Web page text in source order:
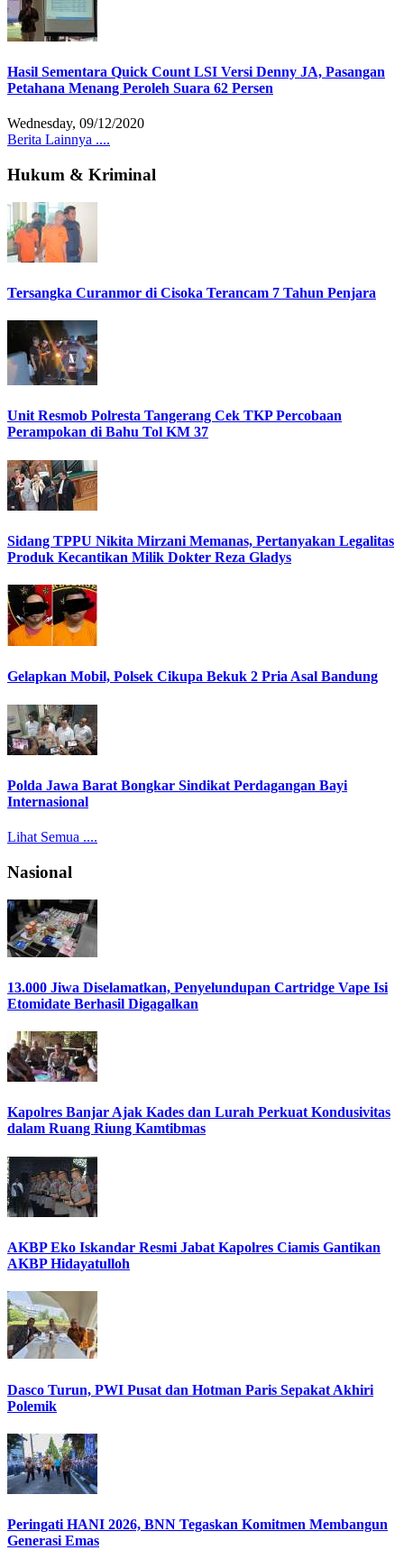
Hasil Sementara Quick Count LSI Versi Denny JA, Pasangan
Petahana Menang Peroleh Suara 62 Persen
Wednesday, 09/12/2020
Berita Lainnya ....
Hukum & Kriminal
Tersangka Curanmor di Cisoka Terancam 7 Tahun Penjara
Unit Resmob Polresta Tangerang Cek TKP Percobaan
Perampokan di Bahu Tol KM 37
Sidang TPPU Nikita Mirzani Memanas, Pertanyakan Legalitas
Produk Kecantikan Milik Dokter Reza Gladys
Gelapkan Mobil, Polsek Cikupa Bekuk 2 Pria Asal Bandung
Polda Jawa Barat Bongkar Sindikat Perdagangan Bayi
Internasional
Lihat Semua ....
Nasional
13.000 Jiwa Diselamatkan, Penyelundupan Cartridge Vape Isi
Etomidate Berhasil Digagalkan
Kapolres Banjar Ajak Kades dan Lurah Perkuat Kondusivitas
dalam Ruang Riung Kamtibmas
AKBP Eko Iskandar Resmi Jabat Kapolres Ciamis Gantikan
AKBP Hidayatulloh
Dasco Turun, PWI Pusat dan Hotman Paris Sepakat Akhiri
Polemik
Peringati HANI 2026, BNN Tegaskan Komitmen Membangun
Generasi Emas